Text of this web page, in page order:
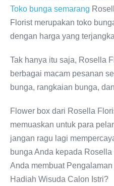
Toko bunga semarang
Florist merupakan toko
dengan harga yang
Tak hanya itu saja, Rosella
berbagai macam pesanan
bunga, rangkaian bunga,
Flower box dari Rosella
memuaskan untuk para
jangan ragu lagi
bunga Anda kepada
Anda membuat
Hadiah Wisuda Calon Istri?